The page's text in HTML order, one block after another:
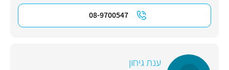
08-9700547
ענת גיחון